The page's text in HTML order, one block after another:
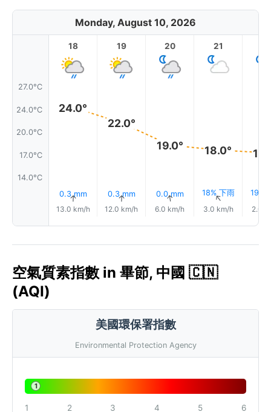
Monday, August 10, 2026
27.0°C
24.0°C
20.0°C
17.0°C
14.0°C
18
24.0°
0.3 mm
↑
13.0 km/h
19
22.0°
0.3 mm
↑
12.0 km/h
20
19.0°
0.0 mm
↑
6.0 km/h
21
18.0°
18% 下雨
↑
3.0 km/h
19%
2.0
空氣質素指數 in 畢節, 中國 🇨🇳
(AQI)
美國環保署指數
Environmental Protection Agency
1
1 2 3 4 5 6